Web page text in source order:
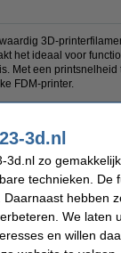
3D-
het ideaal voor
Met een
FDM-printer.
nabewerking
instellingen
HT Filament
3d.nl
3d.nl zo
technieken. De
hebben
We laten
en willen